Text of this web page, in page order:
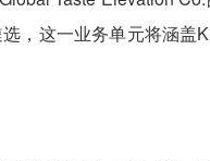
，这一业务单元将涵